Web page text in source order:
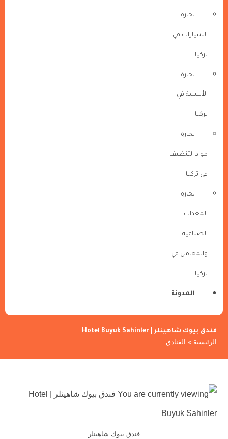
تجارة
السيارات في
تركيا
تجارة
الألبسة في
تركيا
تجارة
مواد التنظيف
في تركيا
تجارة
المعدات
الصناعية
والمعامل في
تركيا
المدونة
فندق بيوك شاهينلر | Hotel Buyuk Sahinler
الرئيسية » الفنادق
فندق بيوك شاهينلر